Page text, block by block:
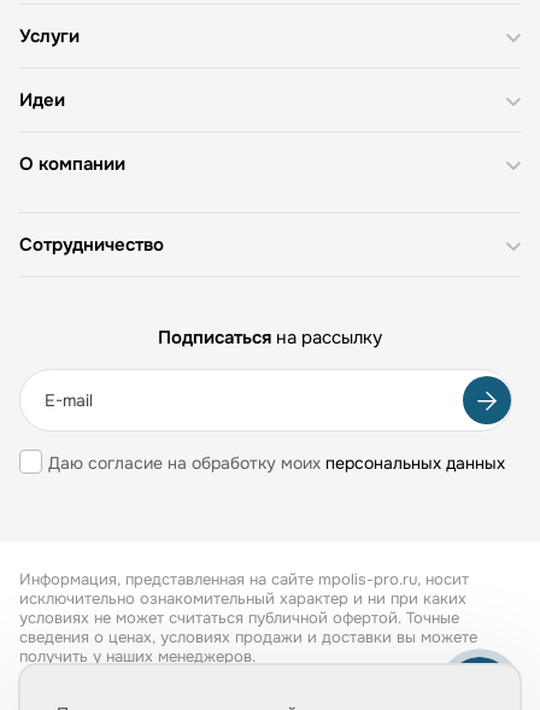
О компании
Услуги
Идеи
Сотрудничество
Подписаться на рассылку
Даю согласие на обработку моих персональных данных
Информация, представленная на сайте mpolis-pro.ru, носит
исключительно ознакомительный характер и ни при каких
условиях не может считаться публичной офертой. Точные
сведения о ценах, условиях продажи и доставки вы можете
получить у наших менеджеров.